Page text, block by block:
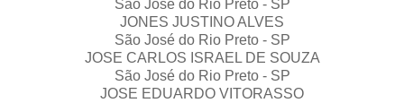
São José do Rio Preto - SP
JONES JUSTINO ALVES
São José do Rio Preto - SP
JOSE CARLOS ISRAEL DE SOUZA
São José do Rio Preto - SP
JOSE EDUARDO VITORASSO